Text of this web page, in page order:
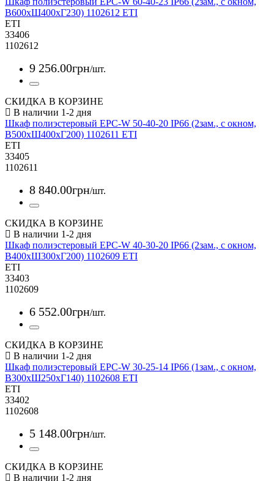
В600xШ400xГ230) 1102612 ETI
ETI
33406
1102612
9 256.00грн/шт.
СКИДКА В КОРЗИНЕ
Шкаф полиэстеровый EPC-W 50-40-20 IP66 (2зам., с окном,
В500xШ400xГ200) 1102611 ETI
ETI
33405
1102611
8 840.00грн/шт.
СКИДКА В КОРЗИНЕ
Шкаф полиэстеровый EPC-W 40-30-20 IP66 (2зам., с окном,
В400xШ300xГ200) 1102609 ETI
ETI
33403
1102609
6 552.00грн/шт.
СКИДКА В КОРЗИНЕ
Шкаф полиэстеровый EPC-W 30-25-14 IP66 (1зам., с окном,
В300xШ250xГ140) 1102608 ETI
ETI
33402
1102608
5 148.00грн/шт.
СКИДКА В КОРЗИНЕ